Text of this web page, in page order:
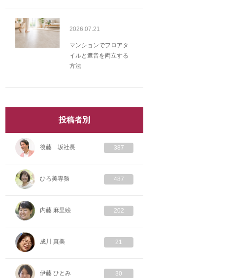
2026.07.21
マンションでフロアタ
イルと遮音を両立する
方法
投稿者別
後藤 坂社長 387
ひろ美専務 487
内藤 麻里絵 202
成川 真美 21
伊藤 ひとみ 30